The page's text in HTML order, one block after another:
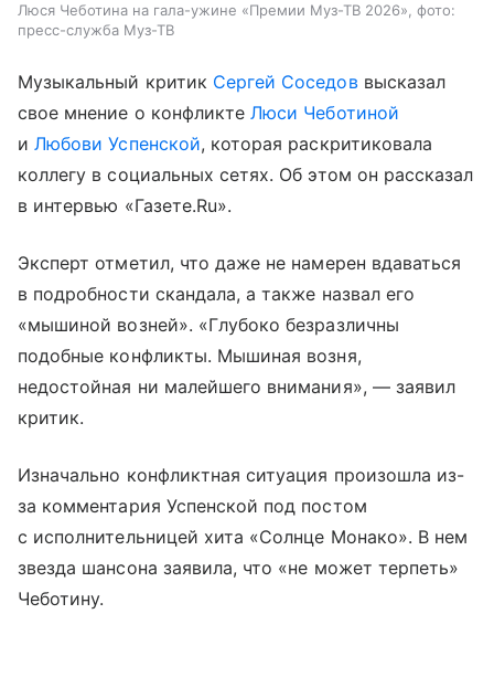
Люся Чеботина на гала-ужине «Премии Муз-ТВ 2026», фото:
пресс-служба Муз-ТВ
Музыкальный критик Сергей Соседоввысказал
свое мнение о конфликтеЛюси Чеботиной
иЛюбови Успенской, которая раскритиковала
коллегу в социальных сетях. Об этом он рассказал
в интервью «Газете.Ru».
Эксперт отметил, что даже не намерен вдаваться
в подробности скандала, а также назвал его
«мышиной возней». «Глубоко безразличны
подобные конфликты. Мышиная возня,
недостойная ни малейшего внимания», — заявил
критик.
Изначально конфликтная ситуация произошла из-
за комментария Успенской под постом
с исполнительницей хита «Солнце Монако». В нем
звезда шансона заявила, что «не может терпеть»
Чеботину.